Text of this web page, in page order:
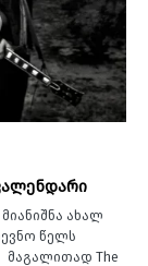
ახალ
წელს
მაგალითად The